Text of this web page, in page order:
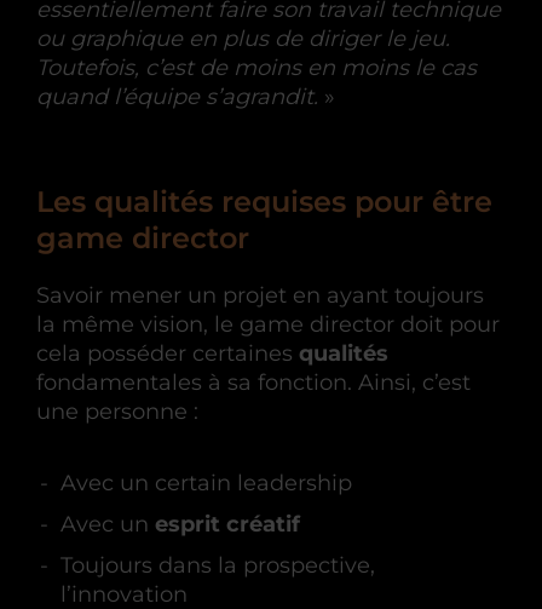
essentiellement faire son travail technique
ou graphique en plus de diriger le jeu.
Toutefois, c’est de moins en moins le cas
quand l’équipe s’agrandit. »
Les qualités requises pour être
game director
Savoir mener un projet en ayant toujours
la même vision, le game director doit pour
cela posséder certaines qualités
fondamentales à sa fonction. Ainsi, c’est
une personne :
Avec un certain leadership
Avec un esprit créatif
Toujours dans la prospective,
l’innovation